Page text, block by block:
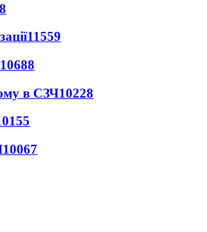
11559
10688
в СЗЧ10228
10067